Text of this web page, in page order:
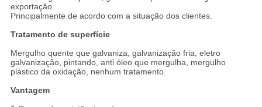
exportação.
Principalmente de acordo com a situação dos clientes.
Tratamento de superfície
Mergulho quente que galvaniza, galvanização fria, eletro
galvanização, pintando, anti óleo que mergulha, mergulho
plástico da oxidação, nenhum tratamento.
Vantagem